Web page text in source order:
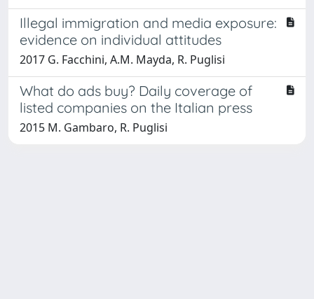
Illegal immigration and media exposure:
evidence on individual attitudes
2017 G. Facchini, A.M. Mayda, R. Puglisi
What do ads buy? Daily coverage of
listed companies on the Italian press
2015 M. Gambaro, R. Puglisi